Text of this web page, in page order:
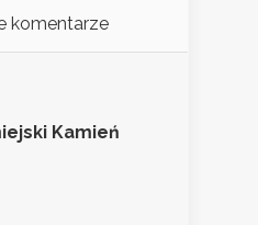
komentarze
Kamień